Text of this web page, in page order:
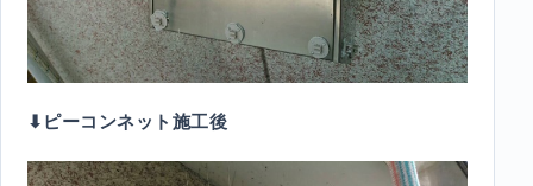
⬇︎ピーコンネット施工後